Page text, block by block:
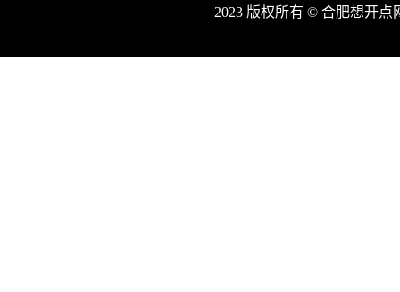
2023 版权所有 © 合肥想开